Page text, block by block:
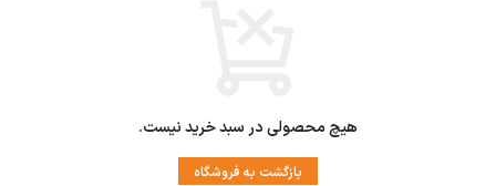
هیچ محصولی در سبد خرید نیست.
بازگشت به فروشگاه